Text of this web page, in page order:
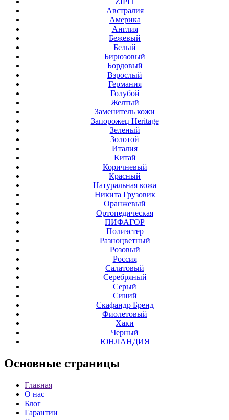
Австралия
Америка
Англия
Бежевый
Белый
Бирюзовый
Бордовый
Взрослый
Германия
Голубой
Желтый
Заменитель кожи
Запорожец Heritage
Зеленый
Золотой
Италия
Китай
Коричневый
Красный
Натуральная кожа
Никита Грузовик
Оранжевый
Ортопедическая
ПИФАГОР
Полиэстер
Разноцветный
Розовый
Россия
Салатовый
Серебряный
Серый
Синий
Скафандр Бренд
Фиолетовый
Хаки
Черный
ЮНЛАНДИЯ
Основные страницы
Главная
О нас
Блог
Гарантии